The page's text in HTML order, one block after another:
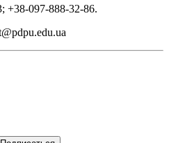
+38-097-888-32-86.